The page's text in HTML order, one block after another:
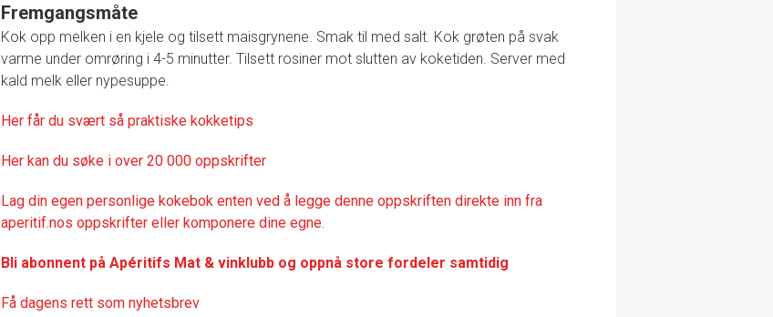
Fremgangsmåte
Kok opp melken i en kjele og tilsett maisgrynene. Smak til med salt. Kok grøten på svak
varme under omrøring i 4-5 minutter. Tilsett rosiner mot slutten av koketiden. Server med
kald melk eller nypesuppe.
Her får du svært så praktiske kokketips
Her kan du søke i over 20 000 oppskrifter
Lag din egen personlige kokebok enten ved å legge denne oppskriften direkte inn fra
aperitif.nos oppskrifter eller komponere dine egne.
Bli abonnent på Apéritifs Mat & vinklubb og oppnå store fordeler samtidig
Få dagens rett som nyhetsbrev